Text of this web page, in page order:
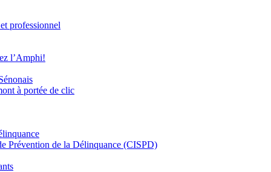
professionnel
l’Amphi!
à portée de clic
Prévention de la Délinquance (CISPD)